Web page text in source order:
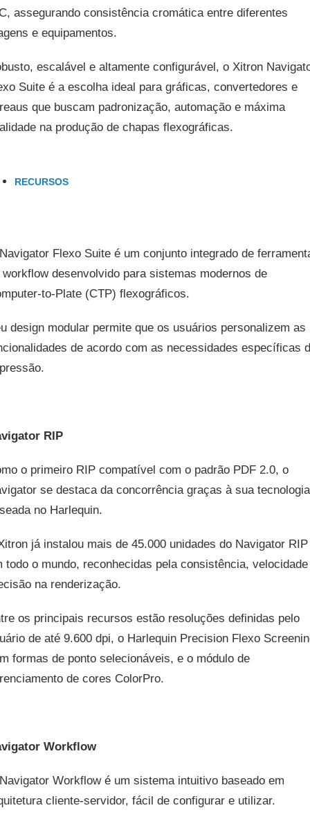
assegurando consistência cromática entre diferentes
e equipamentos.
escalável e altamente configurável, o Xitron
Suite é a escolha ideal para gráficas, convertedores e
que buscam padronização, automação e máxima
na produção de chapas flexográficas.
RECURSOS
Flexo Suite é um conjunto integrado de
workflow desenvolvido para sistemas modernos de
to-Plate (CTP) flexográficos.
design modular permite que os usuários personalizem as
de acordo com as necessidades específicas
RIP
o primeiro RIP compatível com o padrão PDF 2.0, o
se destaca da concorrência graças à sua tecnologia
no Harlequin.
já instalou mais de 45.000 unidades do Navigator RIP
todo o mundo, reconhecidas pela consistência, velocidade
na renderização.
os principais recursos estão resoluções definidas pelo
de até 9.600 dpi, o Harlequin Precision Flexo
formas de ponto selecionáveis, e o módulo de
de cores ColorPro.
Workflow
Workflow é um sistema intuitivo baseado em
cliente-servidor, fácil de configurar e utilizar.